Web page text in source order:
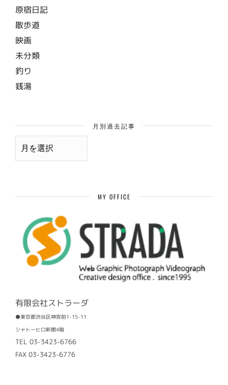
原宿日記
散歩道
映画
未分類
釣り
銭湯
月別過去記事
月
MY OFFICE
有限会社ストラーダ
●東京都渋谷区神宮前1-15-11
シャトーヒロ新館4階
TEL 03-3423-6766
FAX 03-3423-6776